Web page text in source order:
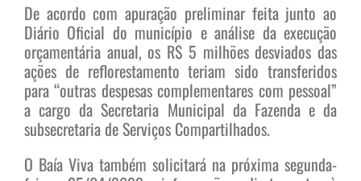
De acordo com apuração preliminar feita junto ao
Diário Oficial do município e análise da execução
orçamentária anual, os R$ 5 milhões desviados das
ações de reflorestamento teriam sido transferidos
para “outras despesas complementares com pessoal”
a cargo da Secretaria Municipal da Fazenda e da
subsecretaria de Serviços Compartilhados.
O Baía Viva também solicitará na próxima segunda-